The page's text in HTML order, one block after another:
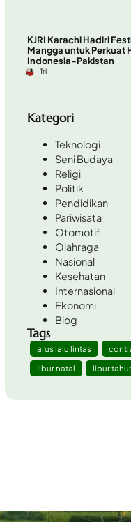
KJRI Karachi Hadiri
Mangga untuk Perkuat
Indonesia-Pakistan
Tri
Kategori
Teknologi
Seni Budaya
Religi
Politik
Pendidikan
Pariwisata
Otomotif
Olahraga
Nasional
Kesehatan
Internasional
Ekonomi
Blog
Tags
arus lalu lintas
libur natal
libur